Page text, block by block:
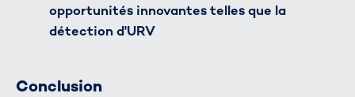
opportunités innovantes telles que la
détection d'URV
Conclusion